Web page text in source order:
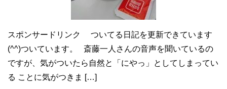
スポンサードリンク ついてる日記を更新できています
(^^)ついています。 斎藤一人さんの音声を聞いているの
ですが、気がついたら自然と「にやっ」としてしまってい
る ことに気がつきま […]